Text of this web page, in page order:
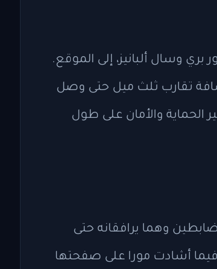
وسال ألبانيز، إلى الموقع.
تقارب ثلث ميل حتى وصل
الحماية والأمان على طول
وهما يرافقانه حتى
فيما أشادت مورا على صفحتها